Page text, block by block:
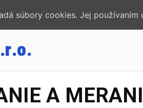
A
súbory cookies. Jej